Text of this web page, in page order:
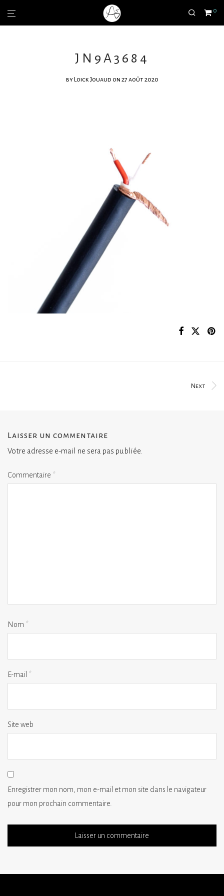
0
JN9A3684
by Loick Jouaud on 27 août 2020
Next
Laisser un commentaire
Votre adresse e-mail ne sera pas publiée.
Commentaire *
Nom *
E-mail *
Site web
Enregistrer mon nom, mon e-mail et mon site dans le navigateur
pour mon prochain commentaire.